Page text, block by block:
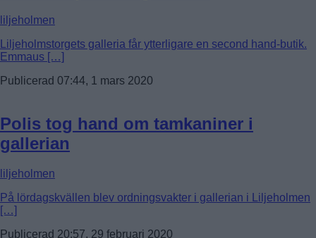
liljeholmen
Liljeholmstorgets galleria får ytterligare en second hand-butik.
Emmaus […]
Publicerad 07:44, 1 mars 2020
Polis tog hand om tamkaniner i
gallerian
liljeholmen
På lördagskvällen blev ordningsvakter i gallerian i Liljeholmen
[…]
Publicerad 20:57, 29 februari 2020